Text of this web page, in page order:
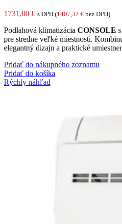
1731,00 € s DPH (1407,32 € bez DPH)
Podlahová klimatizácia CONSOLE
pre stredne veľké miestnosti.
elegantný dizajn a praktické
Pridať do nákupného zoznamu
Pridať do košíka
Rýchly náhľad